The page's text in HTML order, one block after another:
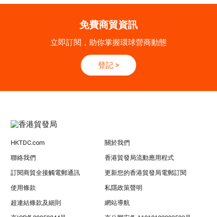
免費商貿資訊
立即訂閱，助你掌握環球營商動態
登記 >
HKTDC.com 關於我們
聯絡我們 香港貿發局流動應用程式
訂閱商貿全接觸電郵通訊 更新您的香港貿發局電郵訂閱
使用條款 私隱政策聲明
超連結條款及細則 網站導航